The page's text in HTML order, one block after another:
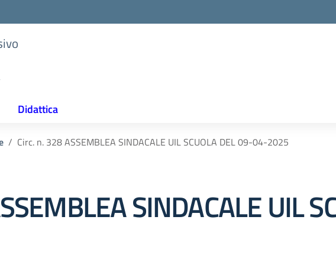
Didattica
Circ. n. 328 ASSEMBLEA SINDACALE UIL SCUOLA DEL 09-04-2025
SINDACALE UIL